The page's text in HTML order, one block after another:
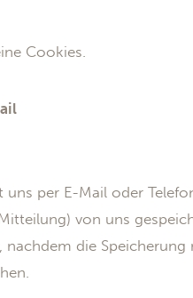
Cookies.
per E-Mail oder
von uns
die